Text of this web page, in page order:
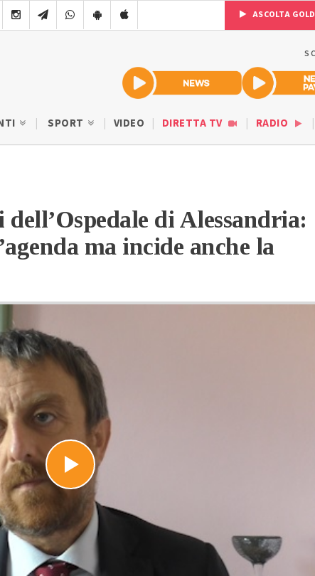
ASCOLTA
SPORT VIDEO DIRETTA TV RADIO
di Alessandria:
ma incide anche la